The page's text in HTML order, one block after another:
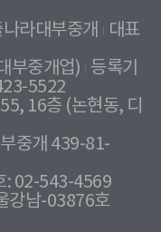
라대부중개
대표
부중개업) 등록기
5522
16층 (논현동, 디
중개 439-81-
: 02-543-4569
강남-03876호